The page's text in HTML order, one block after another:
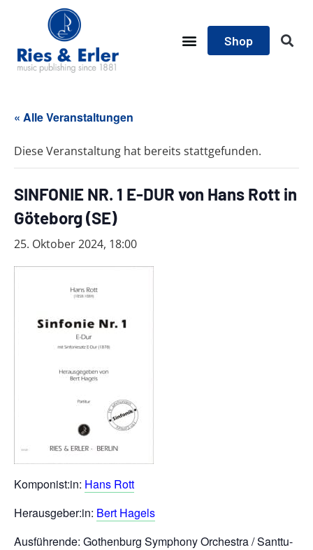
Shop
« Alle Veranstaltungen
Diese Veranstaltung hat bereits stattgefunden.
SINFONIE NR. 1 E-DUR von Hans Rott in
Göteborg (SE)
25. Oktober 2024, 18:00
Komponist:in: Hans Rott
Herausgeber:in: Bert Hagels
Ausführende: Gothenburg Symphony Orchestra / Santtu-